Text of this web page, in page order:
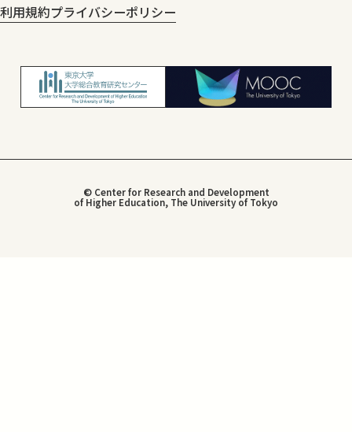
利用規約プライバシーポリシー
© Center for Research and Development
of Higher Education, The University of Tokyo